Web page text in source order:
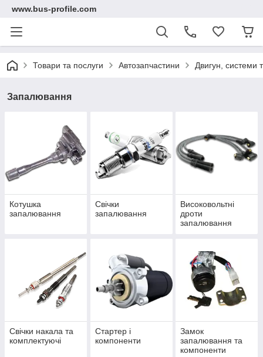
www.bus-profile.com
Товари та послуги Автозапчастини Двигун, системи
Запалювання
Котушка
запалювання
Свічки
запалювання
Високовольтні
дроти
запалювання
Свічки накала та
комплектуючі
Стартер і
компоненти
Замок
запалювання та
компоненти